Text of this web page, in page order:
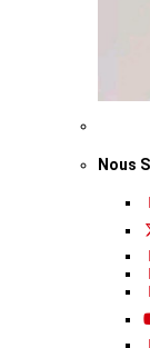
Nous